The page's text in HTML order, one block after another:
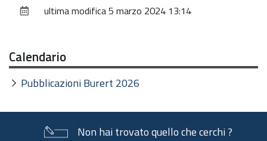
ultima modifica5 marzo 2024 13:14
Calendario
Pubblicazioni Burert 2026
Non hai trovato quello che cerchi ?